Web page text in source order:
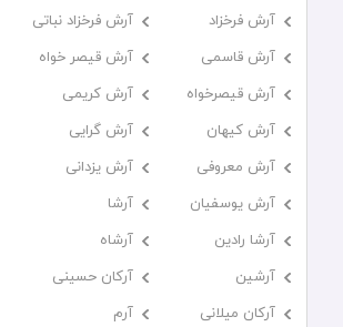
آرش فرخزاد
آرش فرخزاد نباتی
آرش قاسمی
آرش قیصر خواه
آرش قیصرخواه
آرش کریمی
آرش کیهان
آرش گرایی
آرش معروفی
آرش یزدانی
آرش یوسفیان
آرشا
آرشا رادین
آرشاه
آرشین
آرکان حسینی
آرکان میلانی
آرم